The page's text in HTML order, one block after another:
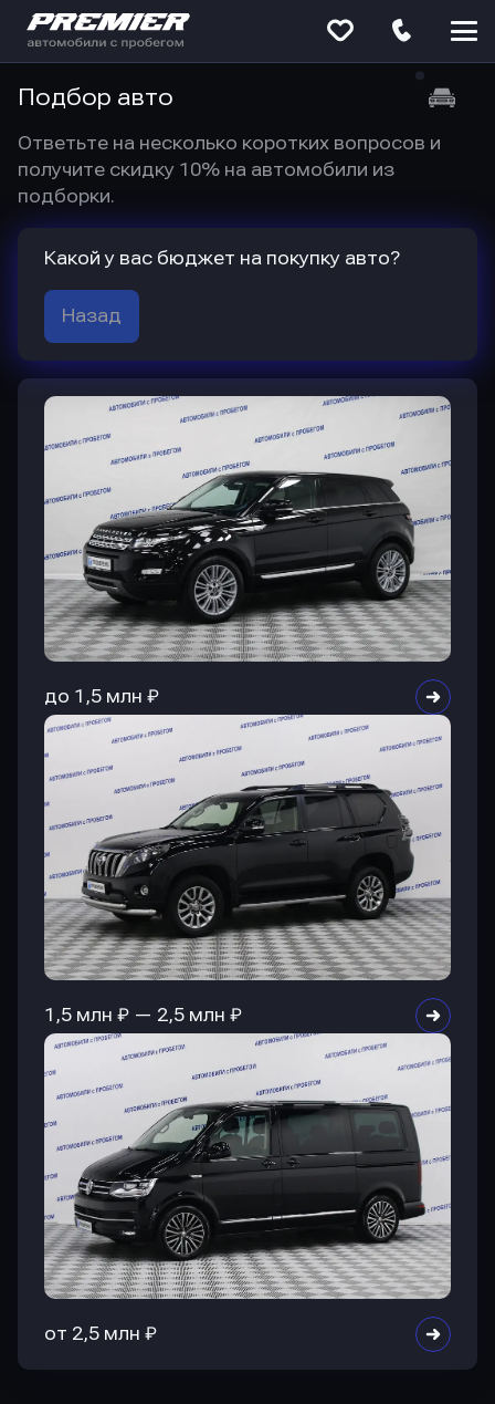
Подбор авто
Ответьте на несколько коротких вопросов и
получите скидку 10% на автомобили из
подборки.
Какой у вас бюджет на покупку авто?
Назад
до 1,5 млн ₽
1,5 млн ₽ — 2,5 млн ₽
от 2,5 млн ₽